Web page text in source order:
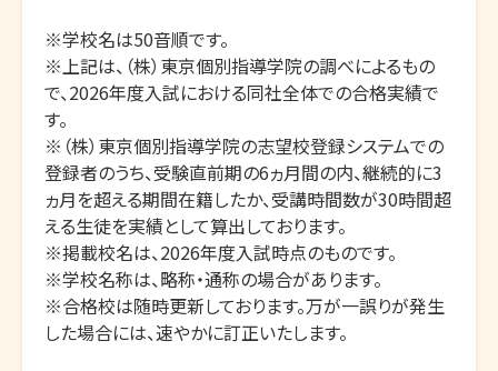
※学校名は50音順です。
※上記は、（株）東京個別指導学院の調べによるもの
で、2026年度入試における同社全体での合格実績で
す。
※（株）東京個別指導学院の志望校登録システムでの
登録者のうち、受験直前期の6ヵ月間の内、継続的に3
ヵ月を超える期間在籍したか、受講時間数が30時間超
える生徒を実績として算出しております。
※掲載校名は、2026年度入試時点のものです。
※学校名称は、略称・通称の場合があります。
※合格校は随時更新しております。万が一誤りが発生
した場合には、速やかに訂正いたします。